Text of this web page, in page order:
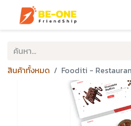
สินค้าทั้งหมด Fooditi -